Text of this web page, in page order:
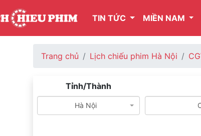
TIN TỨC MIỀN NAM
Trang chủ Lịch chiếu phim Hà Nội
Tỉnh/Thành
Hà Nội